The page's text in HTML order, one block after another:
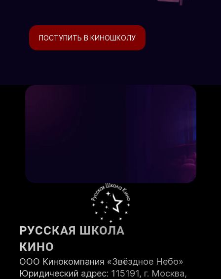
ПОСТУПИТЬ В КИНОШКОЛУ
РУССКАЯ ШКОЛА
КИНО
ООО Кинокомпания «Звёздное Небо»
Юридический адрес: 115191, г. Москва,